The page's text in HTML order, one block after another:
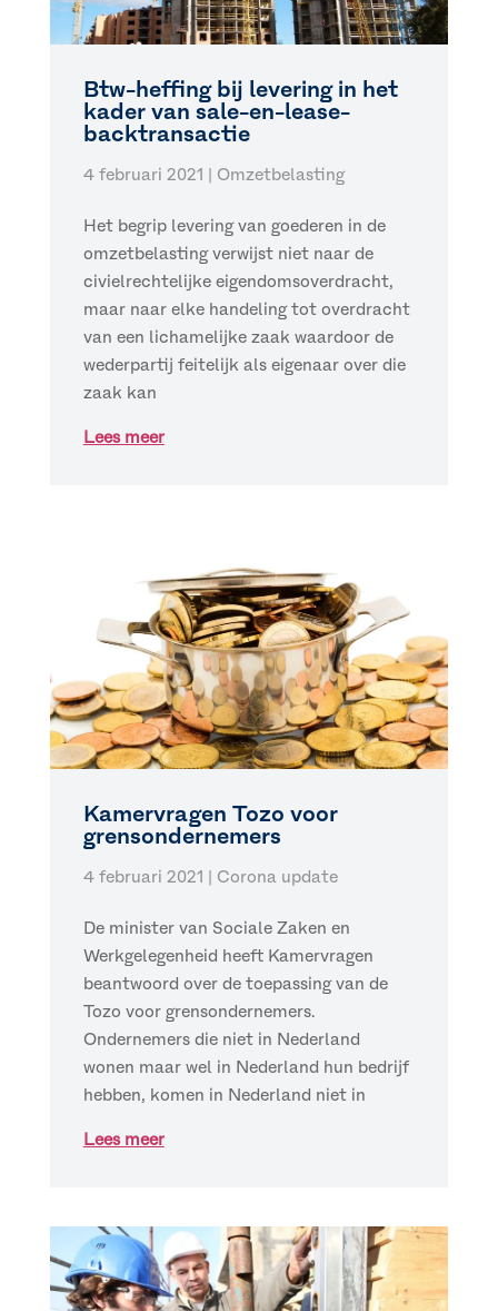
Btw-heffing bij levering in het
kader van sale-en-lease-
backtransactie
4 februari 2021 | Omzetbelasting
Het begrip levering van goederen in de
omzetbelasting verwijst niet naar de
civielrechtelijke eigendomsoverdracht,
maar naar elke handeling tot overdracht
van een lichamelijke zaak waardoor de
wederpartij feitelijk als eigenaar over die
zaak kan
Lees meer
Kamervragen Tozo voor
grensondernemers
4 februari 2021 | Corona update
De minister van Sociale Zaken en
Werkgelegenheid heeft Kamervragen
beantwoord over de toepassing van de
Tozo voor grensondernemers.
Ondernemers die niet in Nederland
wonen maar wel in Nederland hun bedrijf
hebben, komen in Nederland niet in
Lees meer